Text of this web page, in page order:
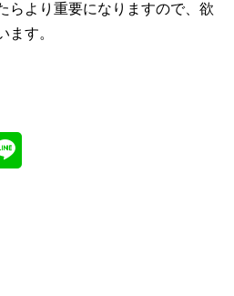
らより重要になりますので、欲
ます。